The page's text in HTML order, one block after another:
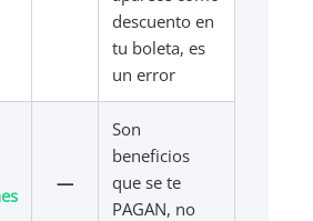
descuento en
tu boleta, es
un error
—
Son
beneficios
que se te
PAGAN, no